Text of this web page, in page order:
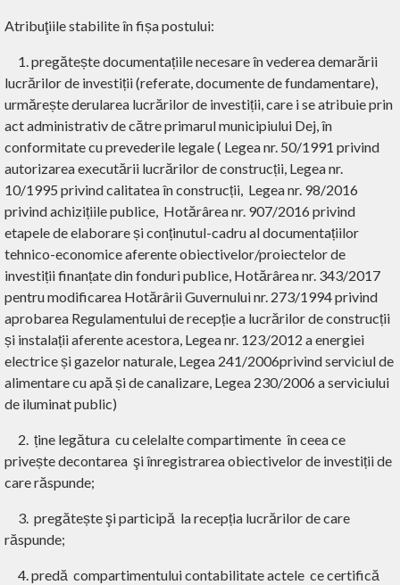
Atribuţiile stabilite în fișa postului:
1. pregătește documentațiile necesare în vederea demarării
lucrărilor de investiții (referate, documente de fundamentare),
urmărește derularea lucrărilor de investiții, care i se atribuie prin
act administrativ de către primarul municipiului Dej, în
conformitate cu prevederile legale ( Legea nr. 50/1991 privind
autorizarea executării lucrărilor de construcții, Legea nr.
10/1995 privind calitatea în construcții, Legea nr. 98/2016
privind achizițiile publice, Hotărârea nr. 907/2016 privind
etapele de elaborare și conținutul-cadru al documentațiilor
tehnico-economice aferente obiectivelor/proiectelor de
investiții finanțate din fonduri publice, Hotărârea nr. 343/2017
pentru modificarea Hotărârii Guvernului nr. 273/1994 privind
aprobarea Regulamentului de recepție a lucrărilor de construcții
și instalații aferente acestora, Legea nr. 123/2012 a energiei
electrice și gazelor naturale, Legea 241/2006privind serviciul de
alimentare cu apă și de canalizare, Legea 230/2006 a serviciului
de iluminat public)
2. ține legătura cu celelalte compartimente în ceea ce
privește decontarea şi înregistrarea obiectivelor de investiții de
care răspunde;
3. pregătește şi participă la recepția lucrărilor de care
răspunde;
4. predă compartimentului contabilitate actele ce certifică